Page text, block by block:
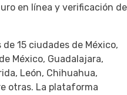
en línea y verificación de
15 ciudades de México,
México, Guadalajara,
León, Chihuahua,
otras. La plataforma